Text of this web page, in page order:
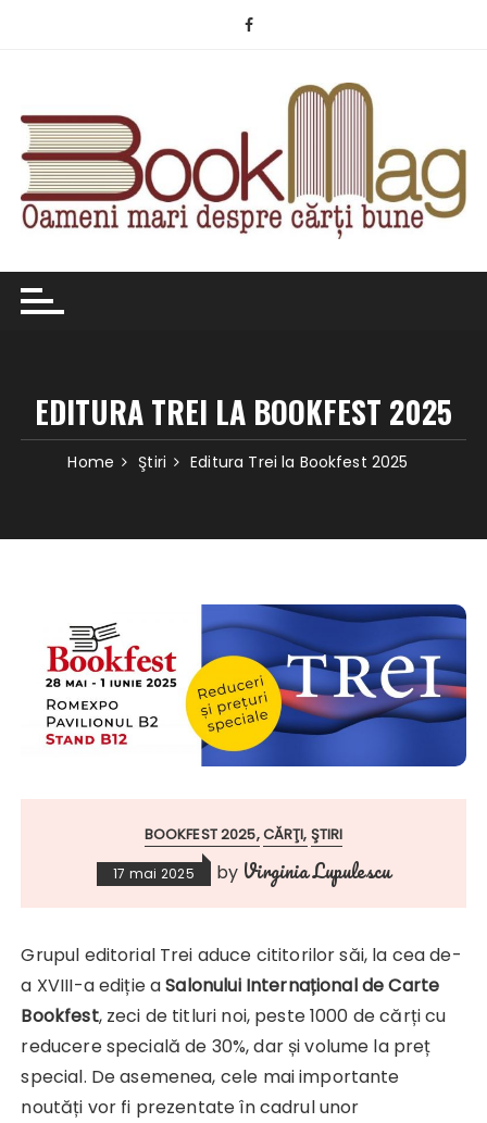
EDITURA TREI LA BOOKFEST 2025
Home Ştiri Editura Trei la Bookfest 2025
BOOKFEST 2025 CĂRŢI ŞTIRI
17 mai 2025 by Virginia Lupulescu
Grupul editorial Trei aduce cititorilor săi, la cea de-
a XVIII-a ediție aSalonului Internațional de Carte
Bookfest, zeci de titluri noi, peste 1000 de cărți cu
reducere specială de 30%, dar și volume la preț
special. De asemenea, cele mai importante
noutăți vor fi prezentate în cadrul unor